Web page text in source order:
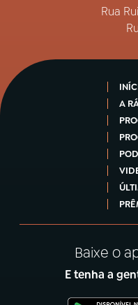
Rua
A
Baixe o
E tenha a